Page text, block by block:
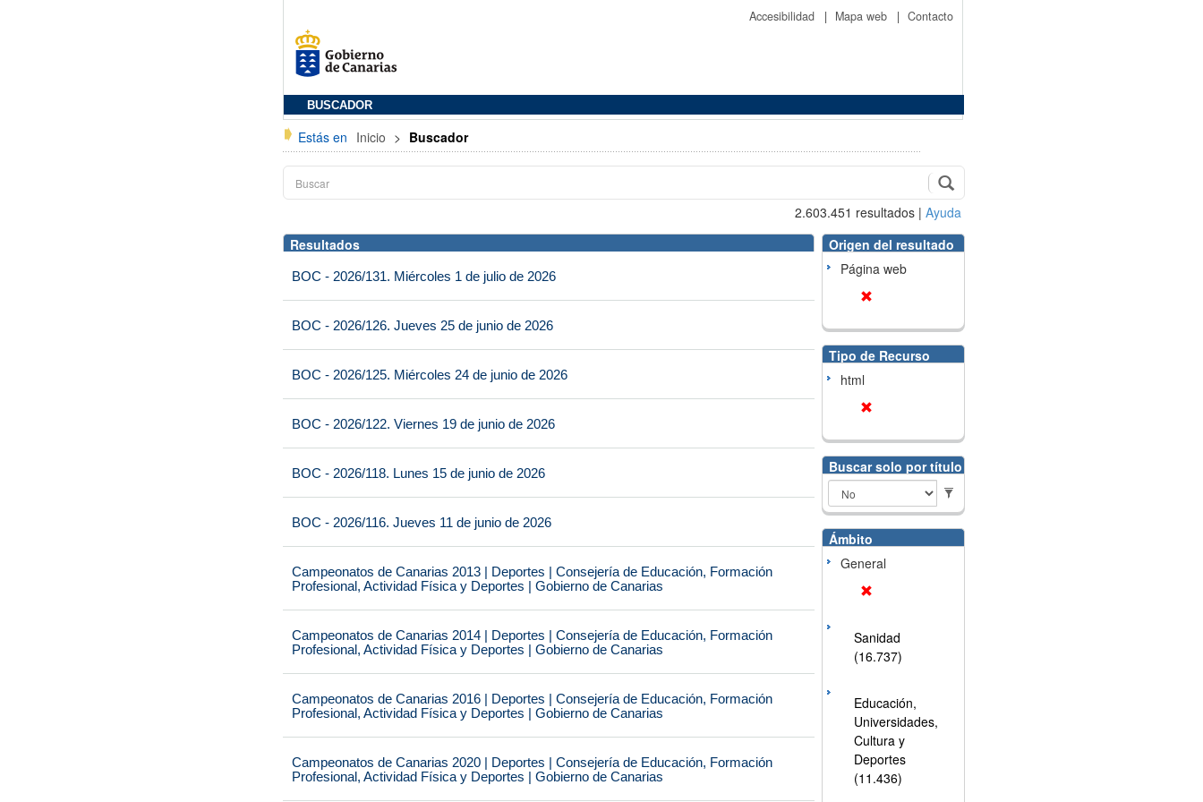
Accesibilidad | Mapa web | Contacto
BUSCADOR
Estás en Inicio > Buscador
2.603.451 resultados | Ayuda
Resultados
BOC - 2026/131. Miércoles 1 de julio de 2026
BOC - 2026/126. Jueves 25 de junio de 2026
BOC - 2026/125. Miércoles 24 de junio de 2026
BOC - 2026/122. Viernes 19 de junio de 2026
BOC - 2026/118. Lunes 15 de junio de 2026
BOC - 2026/116. Jueves 11 de junio de 2026
Campeonatos de Canarias 2013 | Deportes | Consejería de Educación, Formación
Profesional, Actividad Física y Deportes | Gobierno de Canarias
Campeonatos de Canarias 2014 | Deportes | Consejería de Educación, Formación
Profesional, Actividad Física y Deportes | Gobierno de Canarias
Campeonatos de Canarias 2016 | Deportes | Consejería de Educación, Formación
Profesional, Actividad Física y Deportes | Gobierno de Canarias
Campeonatos de Canarias 2020 | Deportes | Consejería de Educación, Formación
Profesional, Actividad Física y Deportes | Gobierno de Canarias
Origen del resultado
Página web
Tipo de Recurso
html
Buscar solo por título
Ámbito
General
Sanidad
(16.737)
Educación,
Universidades,
Cultura y
Deportes
(11.436)